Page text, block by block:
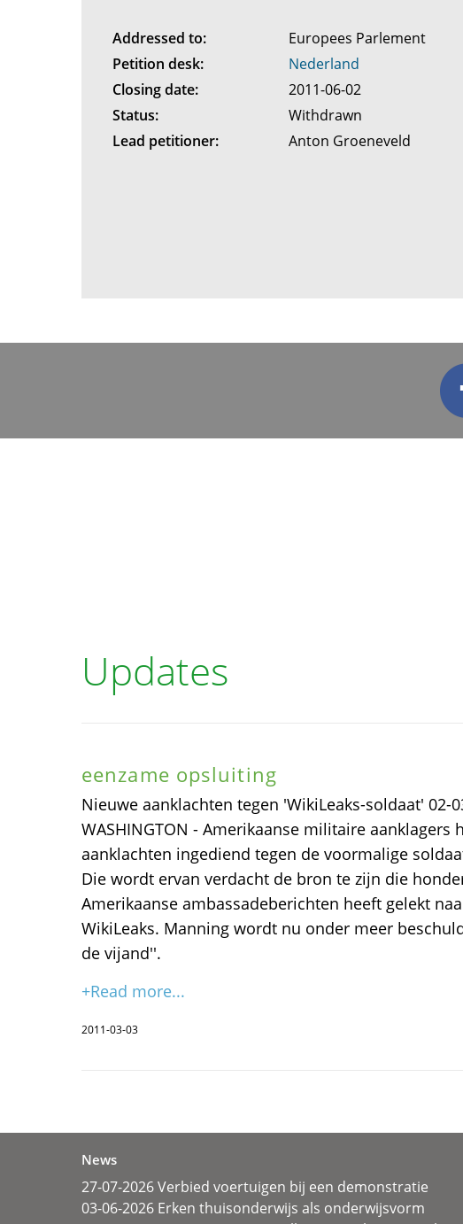
Addressed to:
Europees Parlement
Petition desk:
Nederland
Closing date:
2011-06-02
Status:
Withdrawn
Lead petitioner:
Anton Groeneveld
Updates
eenzame opsluiting
Nieuwe aanklachten tegen 'WikiLeaks-soldaat'
WASHINGTON - Amerikaanse militaire aanklagers
aanklachten ingediend tegen de voormalige
Die wordt ervan verdacht de bron te zijn die
Amerikaanse ambassadeberichten heeft gelekt
WikiLeaks. Manning wordt nu onder meer
de vijand''.
+Read more...
2011-03-03
News
27-07-2026 Verbied voertuigen bij een demonstratie
03-06-2026 Erken thuisonderwijs als onderwijsvorm